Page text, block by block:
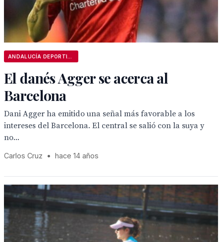
El danés Agger se acerca al
Barcelona
Dani Agger ha emitido una señal más favorable a los
intereses del Barcelona. El central se salió con la suya y
no...
Carlos Cruz • hace 14 años